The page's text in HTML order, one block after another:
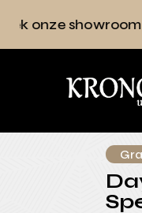
5 dagen